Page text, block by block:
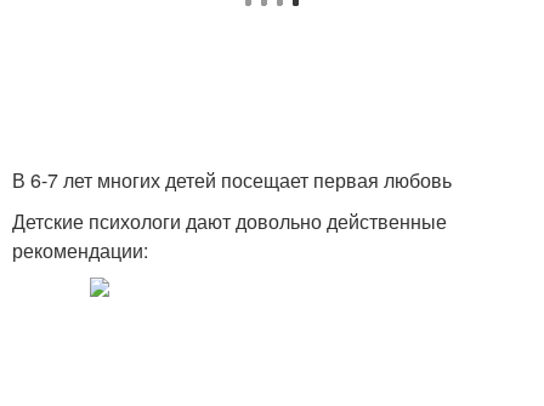
В 6-7 лет многих детей посещает первая любовь
Детские психологи дают довольно действенные
рекомендации: